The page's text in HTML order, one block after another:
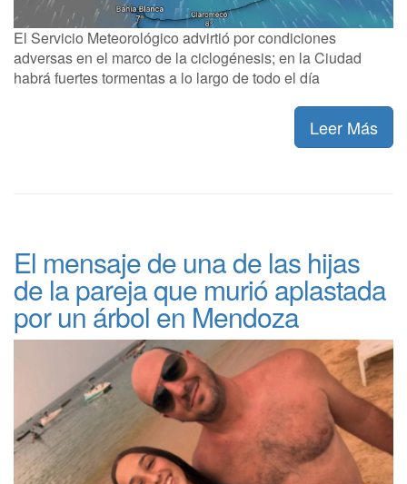
El Servicio Meteorológico advirtió por condiciones
adversas en el marco de la ciclogénesis; en la Ciudad
habrá fuertes tormentas a lo largo de todo el día
Leer Más
El mensaje de una de las hijas
de la pareja que murió aplastada
por un árbol en Mendoza